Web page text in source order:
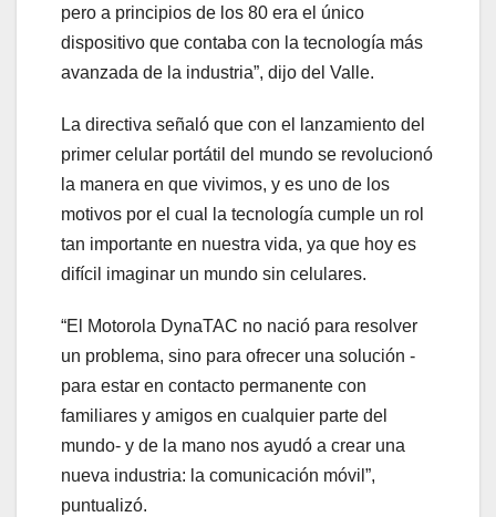
pero a principios de los 80 era el único
dispositivo que contaba con la tecnología más
avanzada de la industria”, dijo del Valle.
La directiva señaló que con el lanzamiento del
primer celular portátil del mundo se revolucionó
la manera en que vivimos, y es uno de los
motivos por el cual la tecnología cumple un rol
tan importante en nuestra vida, ya que hoy es
difícil imaginar un mundo sin celulares.
“El Motorola DynaTAC no nació para resolver
un problema, sino para ofrecer una solución -
para estar en contacto permanente con
familiares y amigos en cualquier parte del
mundo- y de la mano nos ayudó a crear una
nueva industria: la comunicación móvil”,
puntualizó.